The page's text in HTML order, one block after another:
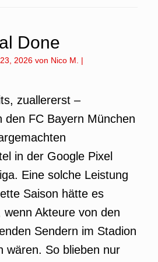
Done
2026 von Nico M.
|
zuallererst –
den FC Bayern München
in der Google Pixel
Eine solche Leistung
Saison hätte es
Akteure von den
Sendern im Stadion
wären. So blieben nur